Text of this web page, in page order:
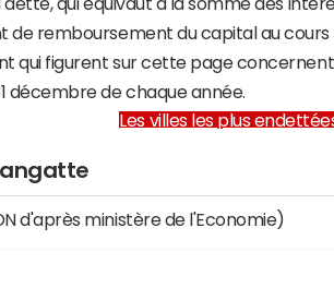
de remboursement du capital au cours
qui figurent sur cette page
décembre de chaque année.
Les villes les plus
d'après ministère de l'Economie)